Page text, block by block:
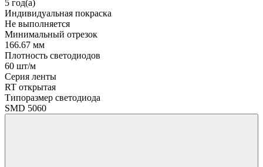
5 год(а)
Индивидуальная покраска
Не выполняется
Минимальный отрезок
166.67 мм
Плотность светодиодов
60 шт/м
Серия ленты
RT открытая
Типоразмер светодиода
SMD 5060